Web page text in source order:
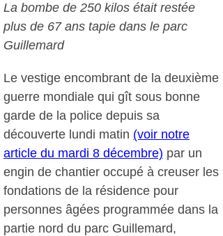
La bombe de 250 kilos était restée
plus de 67 ans tapie dans le parc
Guillemard
Le vestige encombrant de la deuxième
guerre mondiale qui gît sous bonne
garde de la police depuis sa
découverte lundi matin (voir notre
article du mardi 8 décembre) par un
engin de chantier occupé à creuser les
fondations de la résidence pour
personnes âgées programmée dans la
partie nord du parc Guillemard,